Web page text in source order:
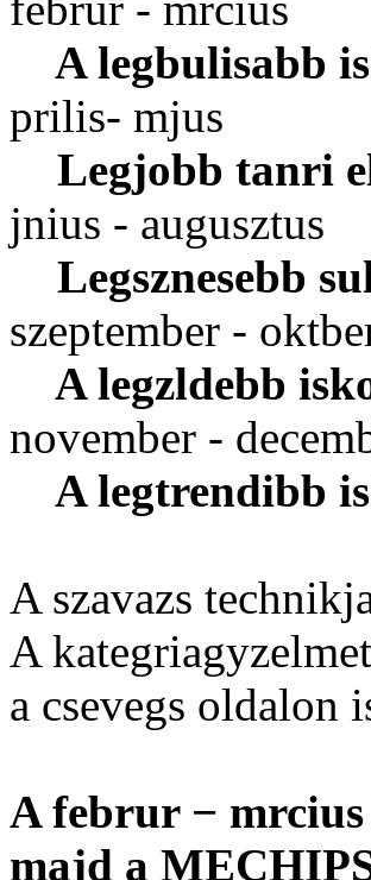
A legbulisabb
prilis-
Legjobb tanri
jnius -
Legsznesebb
szeptember -
A legzldebb
november -
A legtrendibb
A szavazs
A
a csevegs oldalon
A februr −
majd a